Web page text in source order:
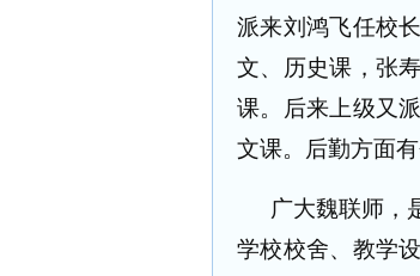
派来刘鸿飞任校
文、历史课，张
课。后来上级又
文课。后勤方面
广大魏联师，
学校校舍、教学